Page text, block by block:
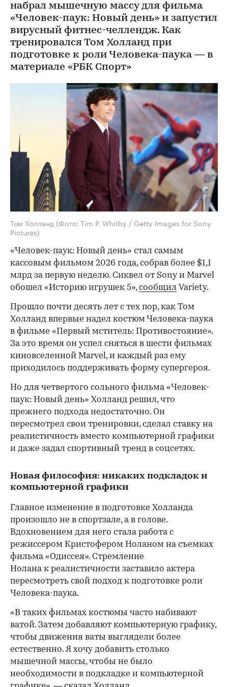
набрал мышечную массу для фильма
«Человек-паук: Новый день» и запустил
вирусный фитнес-челлендж. Как
тренировался Том Холланд при
подготовке к роли Человека-паука — в
материале «РБК Спорт»
Том Холланд (Фото: Tim P. Whitby / Getty Images for Sony
Pictures)
«Человек-паук: Новый день» стал самым
кассовым фильмом 2026 года, собрав более $1,1
млрд за первую неделю. Сиквел от Sony и Marvel
обошел «Историю игрушек 5»,сообщил Variety.
Прошло почти десять лет с тех пор, как Том
Холланд впервые надел костюм Человека-паука
в фильме «Первый мститель: Противостояние».
За это время он успел сняться в шести фильмах
киновселенной Marvel, и каждый раз ему
приходилось поддерживать форму супергероя.
Но для четвертого сольного фильма «Человек-
паук: Новый день» Холланд решил, что
прежнего подхода недостаточно. Он
пересмотрел свои тренировки, сделал ставку на
реалистичность вместо компьютерной графики
и даже задал спортивный тренд в соцсетях.
00:00 / 00:00
Новая философия: никаких подкладок и
компьютерной графики
Главное изменение в подготовке Холланда
произошло не в спортзале, а в голове.
Вдохновением для него стала работа с
режиссером Кристофером Ноланом на съемках
фильма «Одиссея». Стремление
Нолана к реалистичности заставило актера
пересмотреть свой подход к подготовке роли
Человека-паука.
«В таких фильмах костюмы часто набивают
ватой. Затем добавляют компьютерную графику,
чтобы движения ваты выглядели более
естественно. Я хочу добавить столько
мышечной массы, чтобы не было
необходимости в подкладке и компьютерной